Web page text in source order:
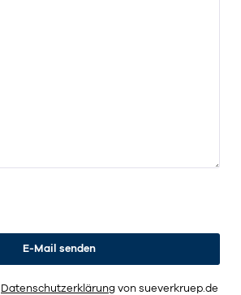
Datenschutzerklärung von sueverkruep.de